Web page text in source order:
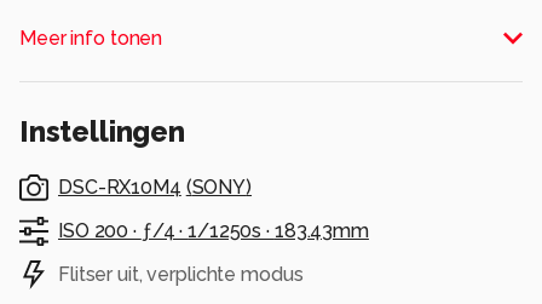
te wachten tot het weer gevoerd zou worden.
Meer info tonen
Instellingen
DSC-RX10M4 (SONY)
ISO 200 · ƒ/4 ·1/1250s · 183.43mm
Flitser uit, verplichte modus